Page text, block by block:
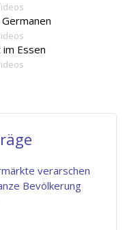
im Essen
verarschen
Bevölkerung